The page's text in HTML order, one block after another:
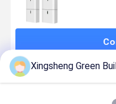
Produtos
Xingsheng Green